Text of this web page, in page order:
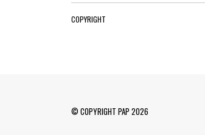
COPYRIGHT
© COPYRIGHT PAP 2026